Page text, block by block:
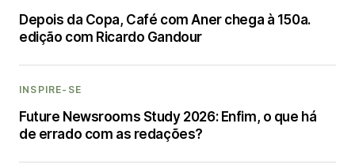
Depois da Copa, Café com Aner chega à 150a.
edição com Ricardo Gandour
INSPIRE-SE
Future Newsrooms Study 2026: Enfim, o que há
de errado com as redações?